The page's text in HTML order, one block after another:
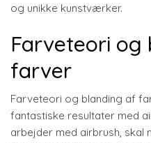
og unikke kunstværker.
Farveteori og
farver
Farveteori og blanding af
fantastiske resultater med
arbejder med airbrush, skal